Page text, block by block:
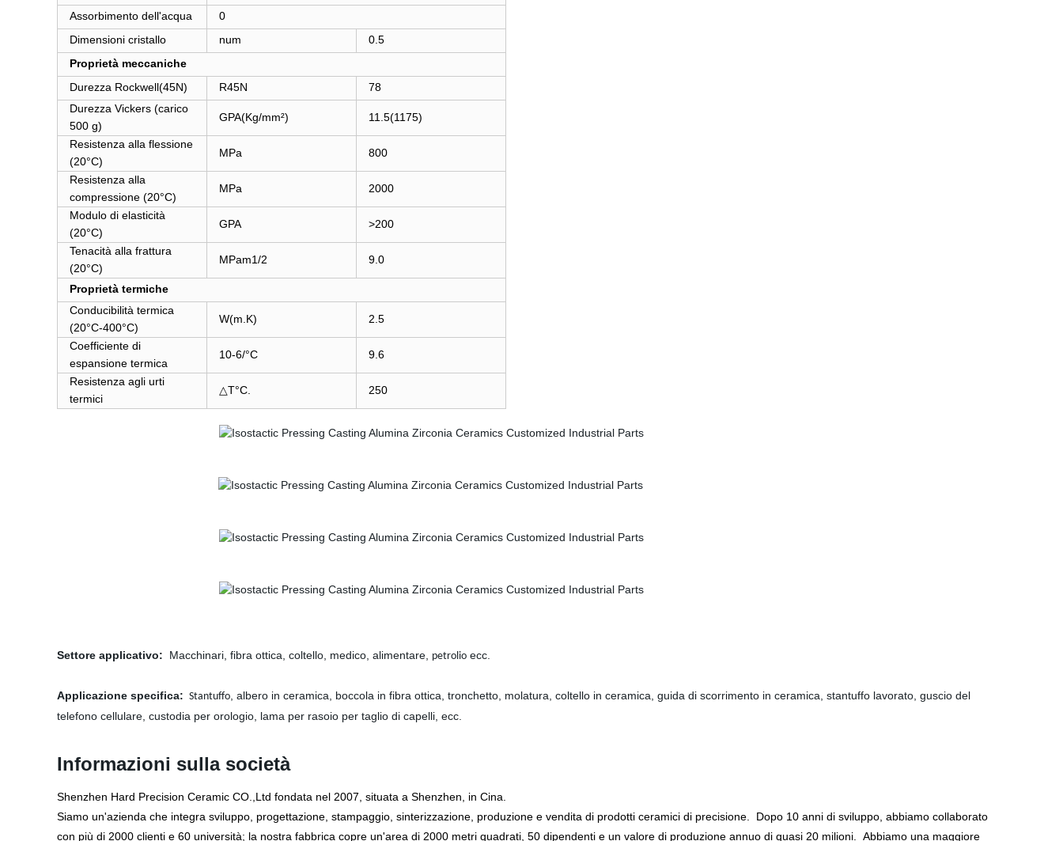
Assorbimento dell'acqua
0
Dimensioni cristallo
num
0.5
Proprietà meccaniche
Durezza Rockwell(45N)
R45N
78
Durezza Vickers (carico
500 g)
GPA(Kg/mm²) 11.5(1175)
Resistenza alla flessione
(20°C)
MPa 800
Resistenza alla
compressione (20°C)
MPa 2000
Modulo di elasticità
(20°C)
GPA >200
Tenacità alla frattura
(20°C)
MPam1/2 9.0
Proprietà termiche
Conducibilità termica
(20°C-400°C)
W(m.K) 2.5
Coefficiente di
espansione termica
10-6/°C 9.6
Resistenza agli urti
termici
△T°C. 250
Settore applicativo: Macchinari, fibra ottica, coltello, medico, alimentare, petrolio ecc.
Applicazione specifica: Stantuffo , albero in ceramica, boccola in fibra ottica, tronchetto, molatura, coltello in ceramica, guida di scorrimento in ceramica, stantuffo lavorato, guscio del
telefono cellulare, custodia per orologio, lama per rasoio per taglio di capelli, ecc.
Informazioni sulla società
Shenzhen Hard Precision Ceramic CO.,Ltd fondata nel 2007, situata a Shenzhen, in Cina.
Siamo un'azienda che integra sviluppo, progettazione, stampaggio, sinterizzazione, produzione e vendita di prodotti ceramici di precisione. Dopo 10 anni di sviluppo, abbiamo collaborato
con più di 2000 clienti e 60 università; la nostra fabbrica copre un'area di 2000 metri quadrati, 50 dipendenti e un valore di produzione annuo di quasi 20 milioni. Abbiamo una maggiore